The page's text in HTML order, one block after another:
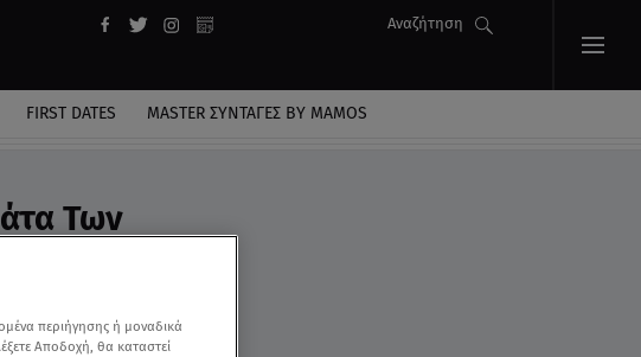
Αναζήτηση
FIRST DATES MASTER ΣΥΝΤΑΓΈΣ BY MAMOS
Των
περιήγησης ή μοναδικά
Αποδοχή, θα καταστεί